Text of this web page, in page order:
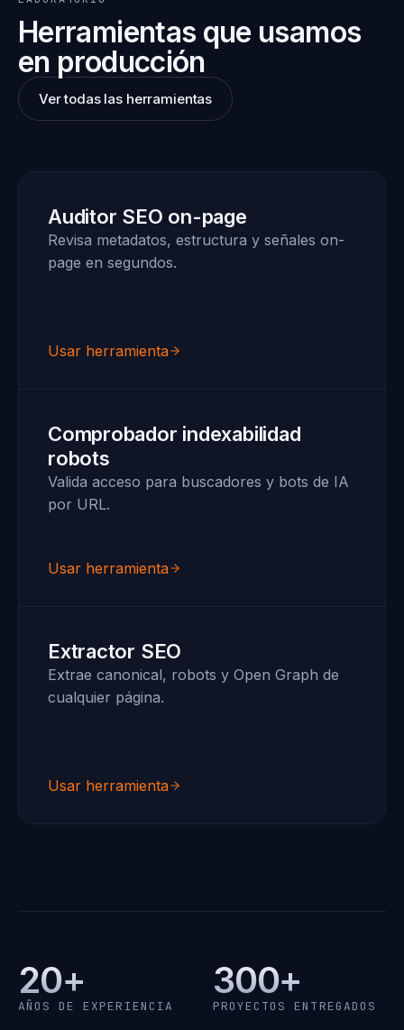
Herramientas que usamos
en producción
Ver todas las herramientas
Auditor SEO on-page
Revisa metadatos, estructura y señales on-
page en segundos.
Usar herramienta
Comprobador indexabilidad
robots
Valida acceso para buscadores y bots de IA
por URL.
Usar herramienta
Extractor SEO
Extrae canonical, robots y Open Graph de
cualquier página.
Usar herramienta
20+
AÑOS DE EXPERIENCIA
300+
PROYECTOS ENTREGADOS